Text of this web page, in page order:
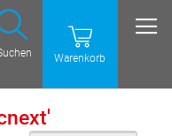
Warenkorb